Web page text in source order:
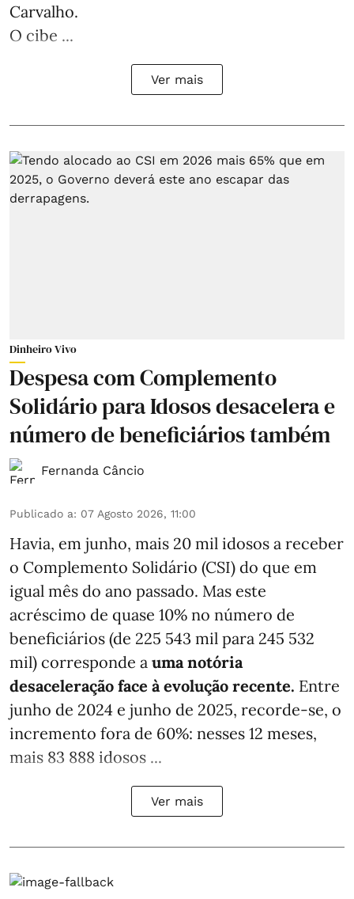
Carvalho.
O cibe ...
Ver mais
Dinheiro Vivo
Despesa com Complemento
Solidário para Idosos desacelera e
número de beneficiários também
Fernanda Câncio
Publicado a: 07 Agosto 2026, 11:00
Havia, em junho, mais 20 mil idosos a receber
o Complemento Solidário (CSI) do que em
igual mês do ano passado. Mas este
acréscimo de quase 10% no número de
beneficiários (de 225 543 mil para 245 532
mil) corresponde a uma notória
desaceleração face à evolução recente. Entre
junho de 2024 e junho de 2025, recorde-se, o
incremento fora de 60%: nesses 12 meses,
mais 83 888 idosos ...
Ver mais